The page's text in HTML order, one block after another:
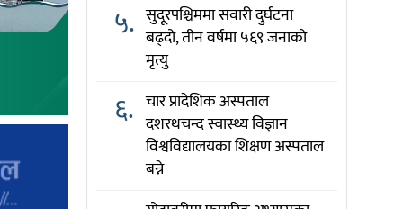
५. सुदूरपश्चिममा सवारी दुर्घटना
बढ्दो, तीन वर्षमा ५६९ जनाको
मृत्यु
६. चार प्रादेशिक अस्पताल
दशरथचन्द स्वास्थ्य विज्ञान
विश्वविद्यालयका शिक्षण अस्पताल
बन्ने